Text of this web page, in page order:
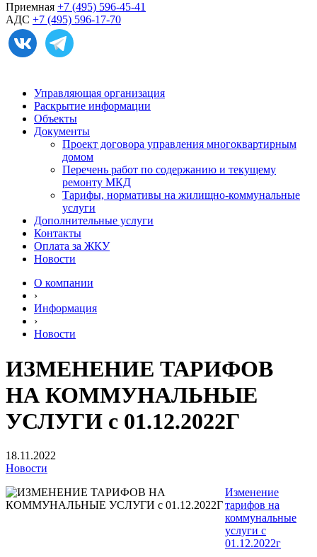
Приемная +7 (495) 596-45-41
АДС +7 (495) 596-17-70
Управляющая организация
Раскрытие информации
Объекты
Документы
Проект договора управления многоквартирным
домом
Перечень работ по содержанию и текущему
ремонту МКД
Тарифы, нормативы на жилищно-коммунальные
услуги
Дополнительные услуги
Контакты
Оплата за ЖКУ
Новости
О компании
›
Информация
›
Новости
ИЗМЕНЕНИЕ ТАРИФОВ
НА КОММУНАЛЬНЫЕ
УСЛУГИ с 01.12.2022Г
18.11.2022
Новости
Изменение
тарифов на
коммунальные
услуги с
01.12.2022г